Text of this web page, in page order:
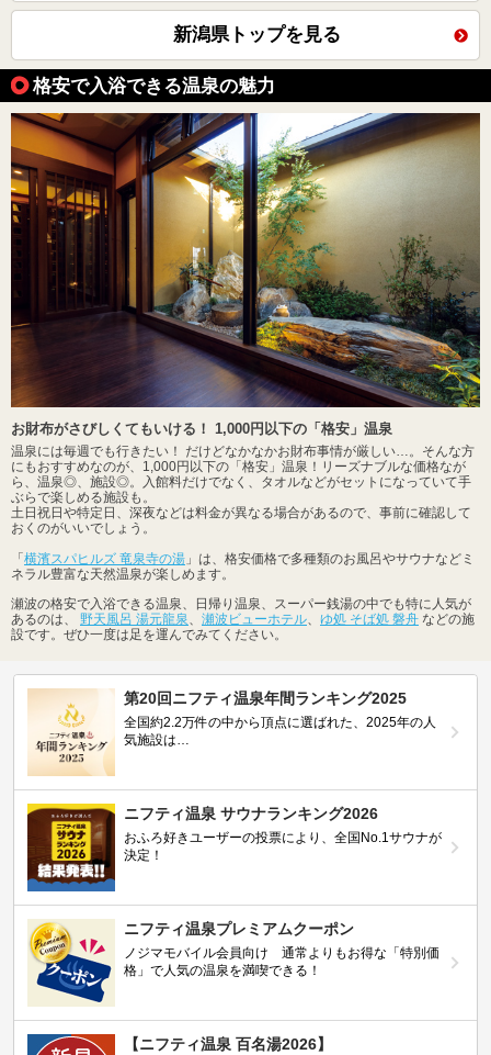
新潟県トップを見る
格安で入浴できる温泉の魅力
お財布がさびしくてもいける！ 1,000円以下の「格安」温泉
温泉には毎週でも行きたい！ だけどなかなかお財布事情が厳しい…。そんな方
にもおすすめなのが、1,000円以下の「格安」温泉！リーズナブルな価格なが
ら、温泉◎、施設◎。入館料だけでなく、タオルなどがセットになっていて手
ぶらで楽しめる施設も。
土日祝日や特定日、深夜などは料金が異なる場合があるので、事前に確認して
おくのがいいでしょう。
「横濱スパヒルズ 竜泉寺の湯 」は、格安価格で多種類のお風呂やサウナなどミ
ネラル豊富な天然温泉が楽しめます。
瀬波の格安で入浴できる温泉、日帰り温泉、スーパー銭湯の中でも特に人気が
あるのは、 野天風呂 湯元龍泉 瀬波ビューホテル ゆ処 そば処 磐舟 などの施
設です。ぜひ一度は足を運んでみてください。
第20回ニフティ温泉年間ランキング2025
全国約2.2万件の中から頂点に選ばれた、2025年の人
気施設は…
ニフティ温泉 サウナランキング2026
おふろ好きユーザーの投票により、全国No.1サウナが
決定！
ニフティ温泉プレミアムクーポン
ノジマモバイル会員向け 通常よりもお得な「特別価
格」で人気の温泉を満喫できる！
【ニフティ温泉 百名湯2026】